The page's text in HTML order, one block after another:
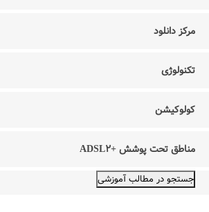
مرکز دانلود
تکنولوژی
کولوکیشن
مناطق تحت پوشش +ADSL۲